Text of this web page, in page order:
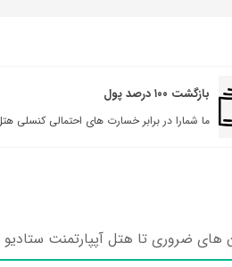
بازگشت ۱۰۰ درصد پول
ما شمارا در برابر خسارت های احتمالی کنسلی
های ضروری تا هتل آپپارتمنت ستادیو